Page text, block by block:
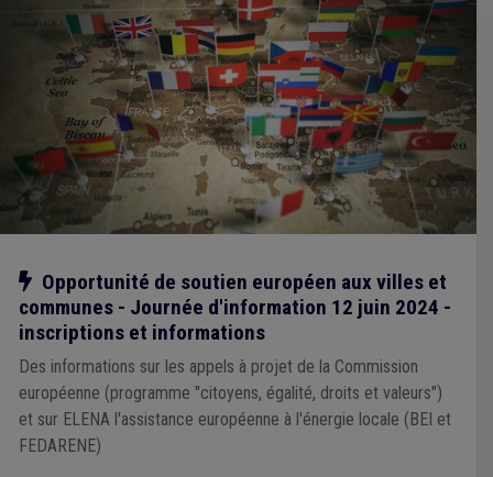
Notre action
Opportunité de soutien européen aux villes et
communes - Journée d'information 12 juin 2024 -
inscriptions et informations
Des informations sur les appels à projet de la Commission
européenne (programme "citoyens, égalité, droits et valeurs")
et sur ELENA l'assistance européenne à l'énergie locale (BEI et
FEDARENE)